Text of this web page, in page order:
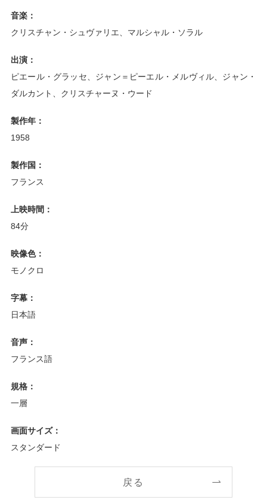
音楽：
クリスチャン・シュヴァリエ、マルシャル・ソラル
出演：
ピエール・グラッセ、ジャン＝ピーエル・メルヴィル、ジャン・
ダルカント、クリスチャーヌ・ウード
製作年：
1958
製作国：
フランス
上映時間：
84分
映像色：
モノクロ
字幕：
日本語
音声：
フランス語
規格：
一層
画面サイズ：
スタンダード
戻る